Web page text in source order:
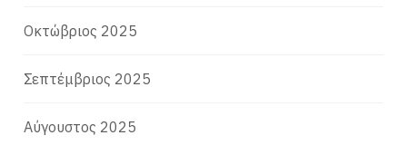
Οκτώβριος 2025
Σεπτέμβριος 2025
Αύγουστος 2025